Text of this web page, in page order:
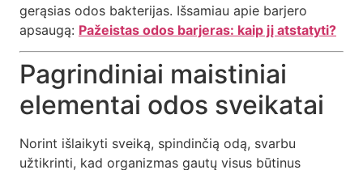
gerąsias odos bakterijas. Išsamiau apie barjero
apsaugą: Pažeistas odos barjeras: kaip jį atstatyti?
Pagrindiniai maistiniai
elementai odos sveikatai
Norint išlaikyti sveiką, spindinčią odą, svarbu
užtikrinti, kad organizmas gautų visus būtinus